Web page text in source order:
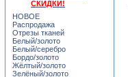
СКИДКИ!
НОВОЕ
Распродажа
Отрезы тканей
Белый/золото
Белый/серебро
Бордо/золото
Жёлтый/золото
Зелёный/золото